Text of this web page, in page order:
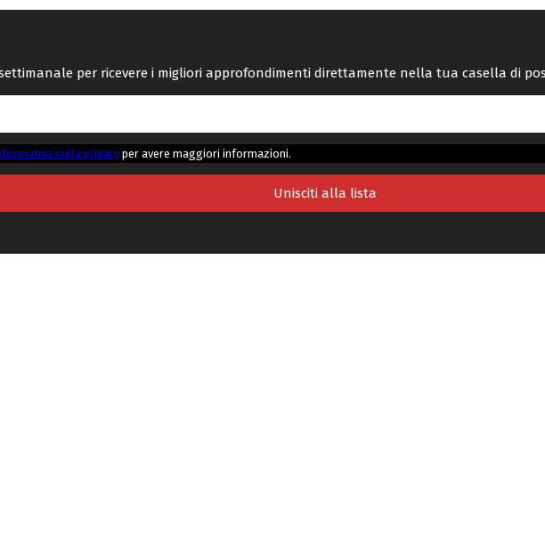
per ricevere i migliori approfondimenti direttamente nella tua casella di
sulla privacyper avere maggiori informazioni.